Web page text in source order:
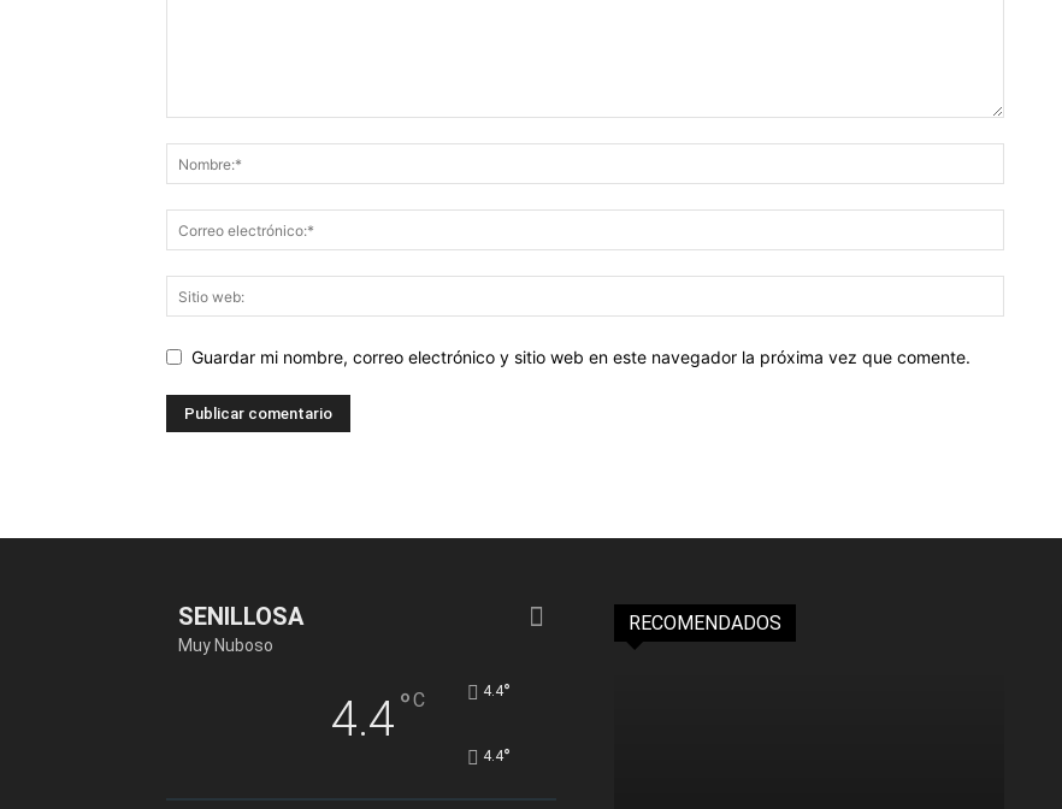
Guardar mi nombre, correo electrónico y sitio web en este navegador la próxima vez que comente.
SENILLOSA
Muy Nuboso
4.4°C 4.4°
4.4°
RECOMENDADOS